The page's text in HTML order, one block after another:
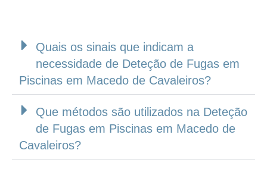
Quais os sinais que indicam a
necessidade de Deteção de Fugas em
Piscinas em Macedo de Cavaleiros?
Que métodos são utilizados na Deteção
de Fugas em Piscinas em Macedo de
Cavaleiros?